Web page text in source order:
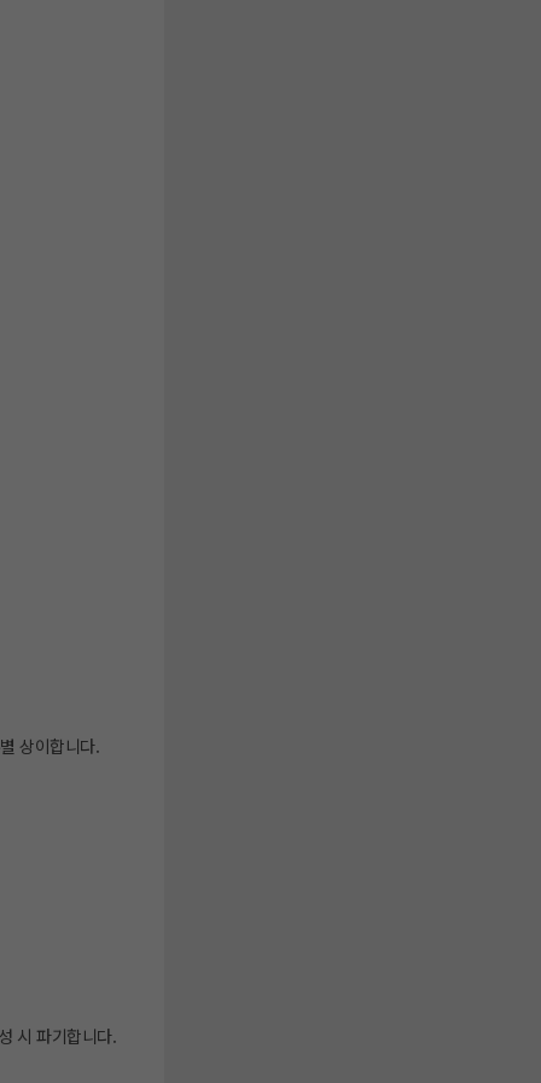
상이합니다.
시 파기합니다.